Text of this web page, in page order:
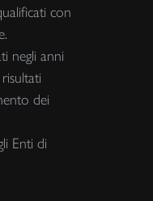
con
negli anni
dei
Enti di